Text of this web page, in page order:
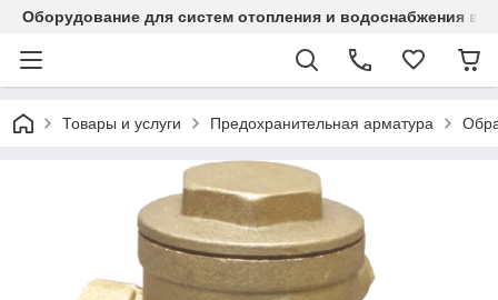
Оборудование для систем отопления и водоснабжения в
Товары и услуги Предохранительная арматура